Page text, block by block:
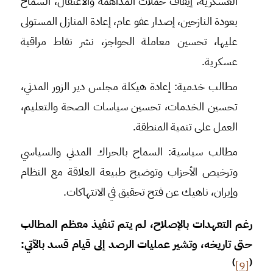
بعودة النازحين، إصدار عفو عام، إعادة المنازل المستولى
عليها، تحسين معاملة الحواجز، نشر نقاط مراقبة
عسكرية.
مطالب خدمية: إعادة هيكلة مجلس دير الزور المدني،
تحسين الخدمات، تحسين سياسات الصحة والتعليم،
العمل على تنمية المنطقة.
مطالب سياسية: السماح بالحراك المدني والسياسي
وترخيص الأحزاب وتوضيح طبيعة العلاقة مع النظام
وإيران، ناهيك عن فتح تحقيق في الانتهاكات.
رغم التعهدات بالإصلاح، لم يتم تنفيذ معظم المطالب
حتى تاريخه، وتشير عمليات الرصد إلى قيام قسد بالآتي:
(
[9]
)